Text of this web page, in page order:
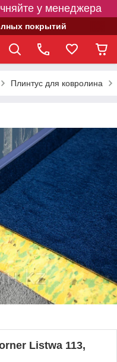
у менеджера
покрытий
Плинтус для ковролина
Listwa 113,